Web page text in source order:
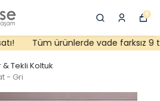
0
Tüm ürünlerde vade farksız 9
Tekli Koltuk
- Gri